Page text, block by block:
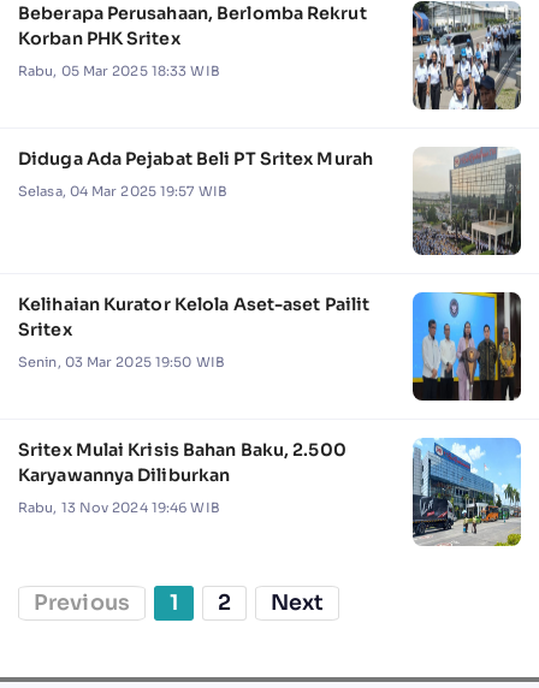
Beberapa Perusahaan, Berlomba Rekrut
Korban PHK Sritex
Rabu, 05 Mar 2025 18:33 WIB
Diduga Ada Pejabat Beli PT Sritex Murah
Selasa, 04 Mar 2025 19:57 WIB
Kelihaian Kurator Kelola Aset-aset Pailit
Sritex
Senin, 03 Mar 2025 19:50 WIB
Sritex Mulai Krisis Bahan Baku, 2.500
Karyawannya Diliburkan
Rabu, 13 Nov 2024 19:46 WIB
Previous 1 2 Next